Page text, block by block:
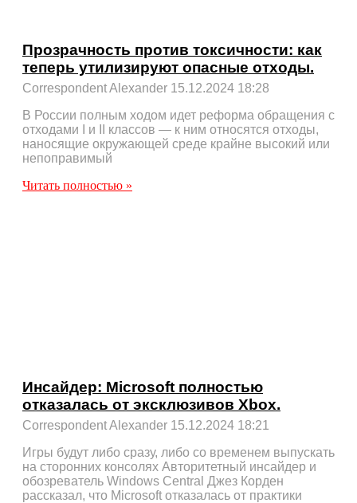
Прозрачность против токсичности: как
теперь утилизируют опасные отходы.
Correspondent Alexander 15.12.2024 18:28
В России полным ходом идет реформа обращения с
отходами I и II классов — к ним относятся отходы,
наносящие окружающей среде крайне высокий или
непоправимый
Читать полностью »
Инсайдер: Microsoft полностью
отказалась от эксклюзивов Xbox.
Correspondent Alexander 15.12.2024 18:21
Игры будут либо сразу, либо со временем выпускать
на сторонних консолях Авторитетный инсайдер и
обозреватель Windows Central Джез Корден
рассказал, что Microsoft отказалась от практики